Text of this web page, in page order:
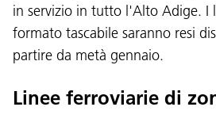
in servizio in tutto l'Alto Adige. I
formato tascabile saranno resi
partire da metà gennaio.
Linee ferroviarie di